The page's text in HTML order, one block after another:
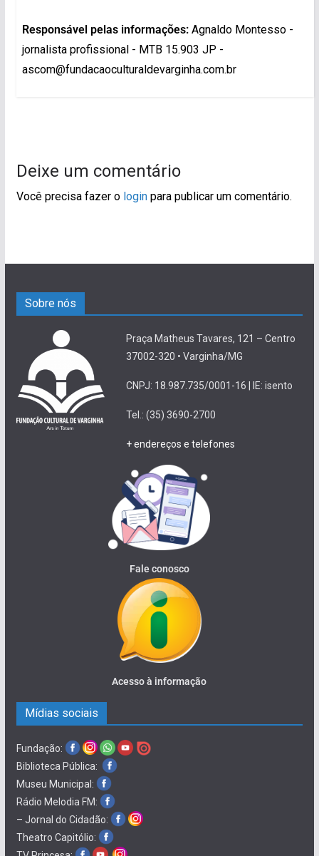
Responsável pelas informações:Agnaldo Montesso -
jornalista profissional - MTB 15.903 JP -
ascom@fundacaoculturaldevarginha.com.br
Deixe um comentário
Você precisa fazer o loginpara publicar um comentário.
Sobre nós
Praça Matheus Tavares, 121 – Centro
37002-320 • Varginha/MG
CNPJ: 18.987.735/0001-16 | IE: isento
Tel.: (35) 3690-2700
+ endereços e telefones
Fale conosco
Acesso à informação
Mídias sociais
Fundação:
Biblioteca Pública:
Museu Municipal:
Rádio Melodia FM:
– Jornal do Cidadão:
Theatro Capitólio: